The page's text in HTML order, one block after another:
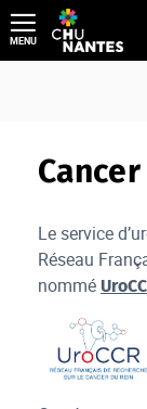
Aller
au
contenu
MENU
Le service
Réseau
nommé
0